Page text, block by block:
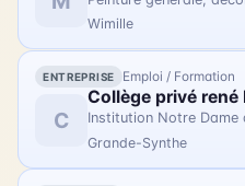
avec des photographies
lors de la restauration du
Wimille
ENTREPRISE Emploi / Formation
C
Collège privé rené
Grande-Synthe